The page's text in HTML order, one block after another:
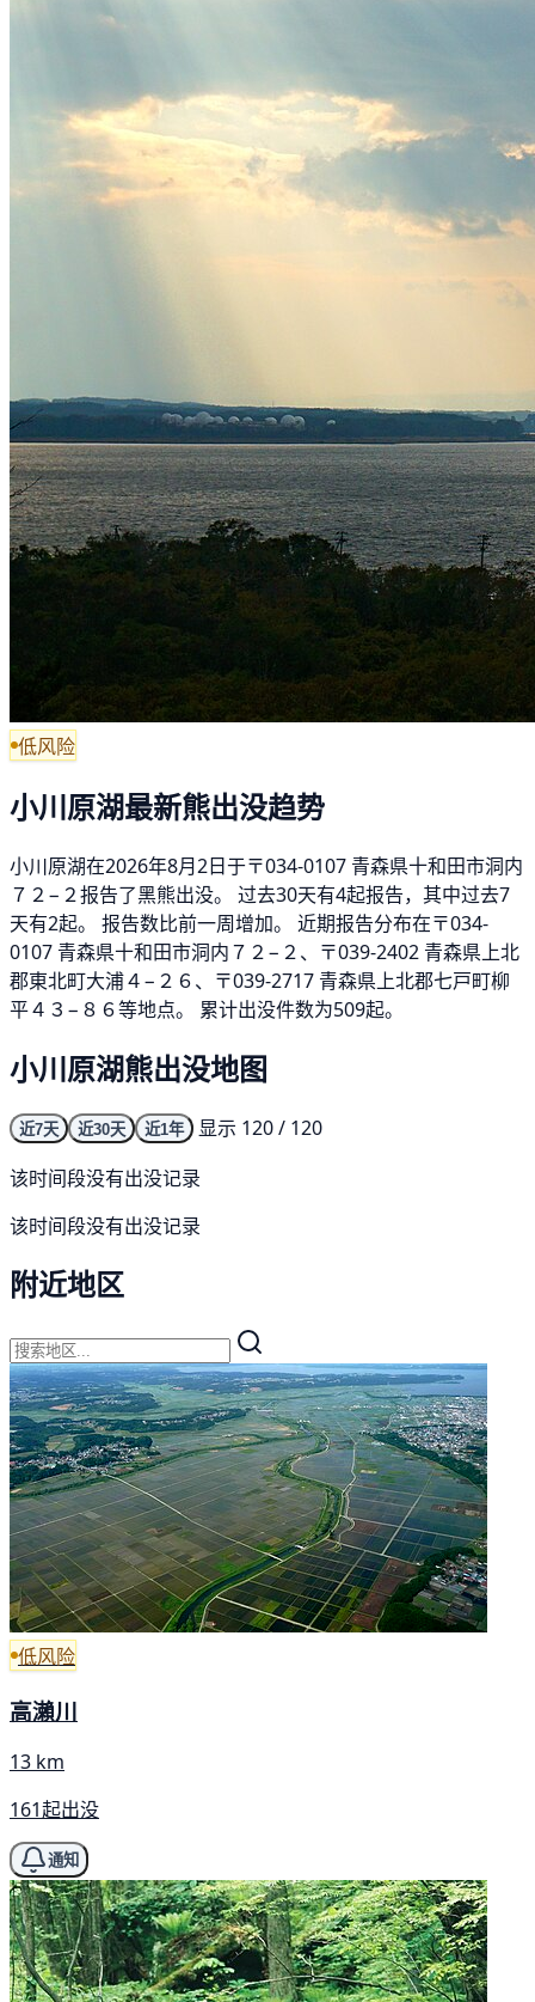
低风险
小川原湖最新熊出没趋势
小川原湖在2026年8月2日于〒034-0107 青森県十和田市洞内
７２−２报告了黑熊出没。 过去30天有4起报告，其中过去7
天有2起。 报告数比前一周增加。 近期报告分布在〒034-
0107 青森県十和田市洞内７２−２、〒039-2402 青森県上北
郡東北町大浦４−２６、〒039-2717 青森県上北郡七戸町柳
平４３−８６等地点。 累计出没件数为509起。
小川原湖熊出没地图
近7天 近30天 近1年
显示 120 / 120
该时间段没有出没记录
该时间段没有出没记录
附近地区
低风险
高瀨川
13 km
161起出没
通知